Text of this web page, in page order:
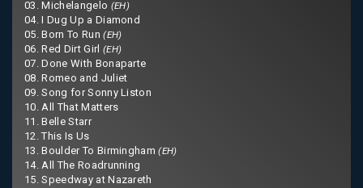
03. Michelangelo (EH)
04. I Dug Up a Diamond
05. Born To Run(EH)
06. Red Dirt Girl (EH)
07. Done With Bonaparte
08. Romeo and Juliet
09. Song for Sonny Liston
10. All That Matters
11. Belle Starr
12. This Is Us
13. Boulder To Birmingham(EH)
14. All The Roadrunning
15. Speedway at Nazareth